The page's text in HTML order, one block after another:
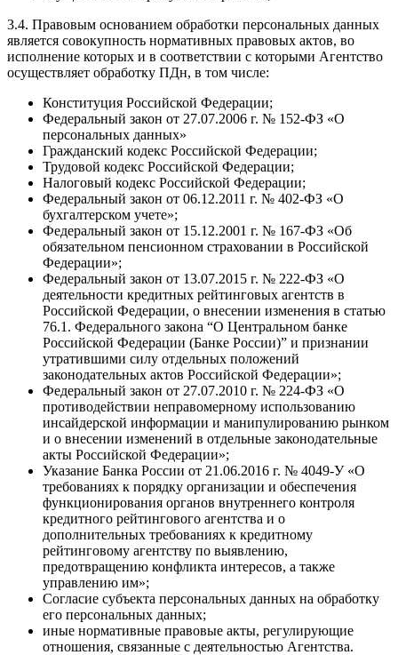
3.4. Правовым основанием обработки персональных данных
является совокупность нормативных правовых актов, во
исполнение которых и в соответствии с которыми Агентство
осуществляет обработку ПДн, в том числе:
Конституция Российской Федерации;
Федеральный закон от 27.07.2006 г. № 152-ФЗ «О
персональных данных»
Гражданский кодекс Российской Федерации;
Трудовой кодекс Российской Федерации;
Налоговый кодекс Российской Федерации;
Федеральный закон от 06.12.2011 г. № 402-ФЗ «О
бухгалтерском учете»;
Федеральный закон от 15.12.2001 г. № 167-ФЗ «Об
обязательном пенсионном страховании в Российской
Федерации»;
Федеральный закон от 13.07.2015 г. № 222-ФЗ «О
деятельности кредитных рейтинговых агентств в
Российской Федерации, о внесении изменения в статью
76.1. Федерального закона “О Центральном банке
Российской Федерации (Банке России)” и признании
утратившими силу отдельных положений
законодательных актов Российской Федерации»;
Федеральный закон от 27.07.2010 г. № 224-ФЗ «О
противодействии неправомерному использованию
инсайдерской информации и манипулированию рынком
и о внесении изменений в отдельные законодательные
акты Российской Федерации»;
Указание Банка России от 21.06.2016 г. № 4049-У «О
требованиях к порядку организации и обеспечения
функционирования органов внутреннего контроля
кредитного рейтингового агентства и о
дополнительных требованиях к кредитному
рейтинговому агентству по выявлению,
предотвращению конфликта интересов, а также
управлению им»;
Согласие субъекта персональных данных на обработку
его персональных данных;
иные нормативные правовые акты, регулирующие
отношения, связанные с деятельностью Агентства.